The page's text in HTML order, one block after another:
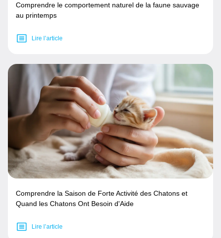
Comprendre le comportement naturel de la faune sauvage
au printemps
Lire l’article
Comprendre la Saison de Forte Activité des Chatons et
Quand les Chatons Ont Besoin d'Aide
Lire l’article